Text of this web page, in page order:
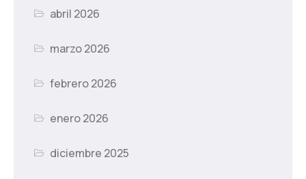
abril 2026
marzo 2026
febrero 2026
enero 2026
diciembre 2025